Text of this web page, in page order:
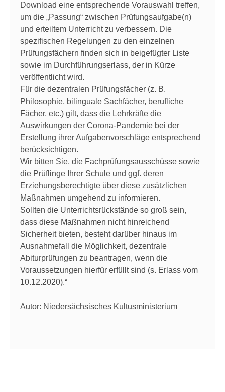
Download eine entsprechende Vorauswahl treffen,
um die „Passung“ zwischen Prüfungsaufgabe(n)
und erteiltem Unterricht zu verbessern. Die
spezifischen Regelungen zu den einzelnen
Prüfungsfächern finden sich in beigefügter Liste
sowie im Durchführungserlass, der in Kürze
veröffentlicht wird.
Für die dezentralen Prüfungsfächer (z. B.
Philosophie, bilinguale Sachfächer, berufliche
Fächer, etc.) gilt, dass die Lehrkräfte die
Auswirkungen der Corona-Pandemie bei der
Erstellung ihrer Aufgabenvorschläge entsprechend
berücksichtigen.
Wir bitten Sie, die Fachprüfungsausschüsse sowie
die Prüflinge Ihrer Schule und ggf. deren
Erziehungsberechtigte über diese zusätzlichen
Maßnahmen umgehend zu informieren.
Sollten die Unterrichtsrückstände so groß sein,
dass diese Maßnahmen nicht hinreichend
Sicherheit bieten, besteht darüber hinaus im
Ausnahmefall die Möglichkeit, dezentrale
Abiturprüfungen zu beantragen, wenn die
Voraussetzungen hierfür erfüllt sind (s. Erlass vom
10.12.2020).“
Autor: Niedersächsisches Kultusministerium